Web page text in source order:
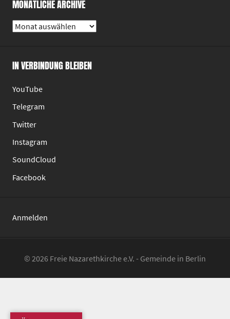
MONATLICHE ARCHIVE
Monatliche
IN VERBINDUNG BLEIBEN
YouTube
Telegram
Twitter
Instagram
SoundCloud
Facebook
Anmelden
© 2026 Freie Nazarethkirche e.V. - Gemeinde in Berlin